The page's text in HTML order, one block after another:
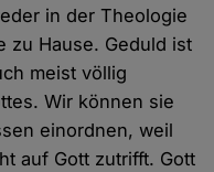
in der Theologie
zu Hause. Geduld ist
meist völlig
Wir können sie
einordnen, weil
auf Gott zutrifft. Gott